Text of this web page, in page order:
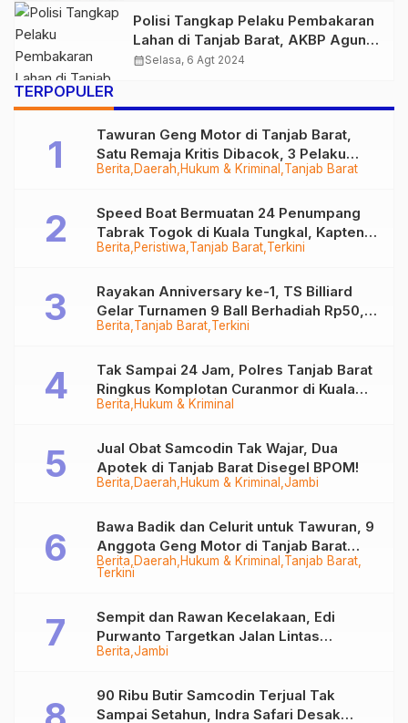
Polisi Tangkap Pelaku Pembakaran
Lahan di Tanjab Barat, AKBP Agung:
Tidak Ada Gigi Mundur untuk Pelaku
calendar_monthSelasa, 6 Agt 2024
TERPOPULER
Berita Daerah Hukum & Kriminal Tanjab Barat
Tawuran Geng Motor di Tanjab Barat,
Satu Remaja Kritis Dibacok, 3 Pelaku
Ditangkap
Berita Peristiwa Tanjab Barat Terkini
Speed Boat Bermuatan 24 Penumpang
Tabrak Togok di Kuala Tungkal, Kapten
Sempat Hilang
Berita Tanjab Barat Terkini
Rayakan Anniversary ke-1, TS Billiard
Gelar Turnamen 9 Ball Berhadiah Rp50,8
Juta
Berita Hukum & Kriminal
Tak Sampai 24 Jam, Polres Tanjab Barat
Ringkus Komplotan Curanmor di Kuala
Tungkal
Berita Daerah Hukum & Kriminal Jambi
Jual Obat Samcodin Tak Wajar, Dua
Apotek di Tanjab Barat Disegel BPOM!
Berita Daerah Hukum & Kriminal Tanjab Barat
Terkini
Bawa Badik dan Celurit untuk Tawuran, 9
Anggota Geng Motor di Tanjab Barat
Diringkus
Berita Jambi
Sempit dan Rawan Kecelakaan, Edi
Purwanto Targetkan Jalan Lintas
Tungkal-Jambi Mulus di 2028
90 Ribu Butir Samcodin Terjual Tak
Sampai Setahun, Indra Safari Desak